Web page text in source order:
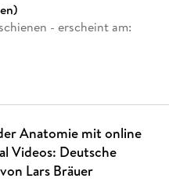
- erscheint am:
Anatomie mit online
Videos: Deutsche
Lars Bräuer